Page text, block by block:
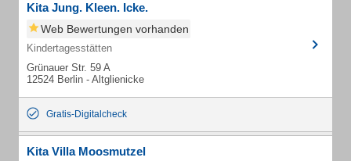
Kita Jung. Kleen. Icke.
Web Bewertungen vorhanden
Kindertagesstätten
Grünauer Str. 59 A
12524 Berlin - Altglienicke
Gratis-Digitalcheck
Kita Villa Moosmutzel